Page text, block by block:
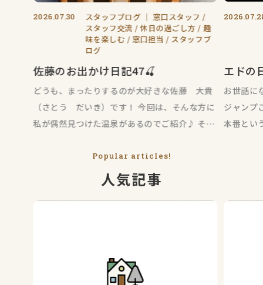
2026.07.30 スタッフブログ｜ 窓口スタッフ
スタッフ交流
休日の過ごし方
趣
味を楽しむ
窓口担当
スタッフブ
ログ
佐藤のお出かけ日記47🍒
どうも、まったりするのが大好きな佐藤 大貴
（さとう だいき）です！ 今回は、そんな方に
私が偶然見つけた温泉があるのでご紹介♪ それ
エドの
お世話に
ジャンプ
本番とい
Popular articles!
人気記事